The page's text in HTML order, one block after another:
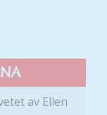
av Ellen
på